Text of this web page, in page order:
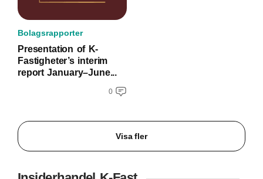
Bolagsrapporter
Presentation of K-
Fastigheter’s interim
report January–June...
0
Visa fler